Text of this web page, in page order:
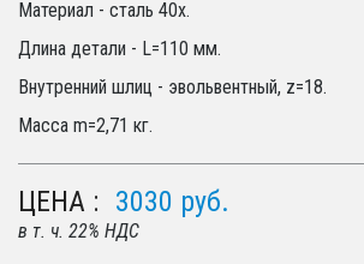
Материал - сталь 40х.
Длина детали - L=110 мм.
Внутренний шлиц - эвольвентный, z=18.
Масса m=2,71 кг.
ЦЕНА : 3030 руб.
в т. ч. 22% НДС